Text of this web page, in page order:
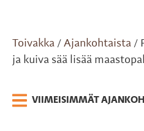
Toivakka / Ajankohtaista /
ja kuiva sää lisää
VIIMEISIMMÄT